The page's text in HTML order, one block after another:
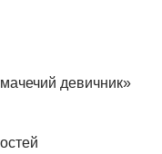
девичник»